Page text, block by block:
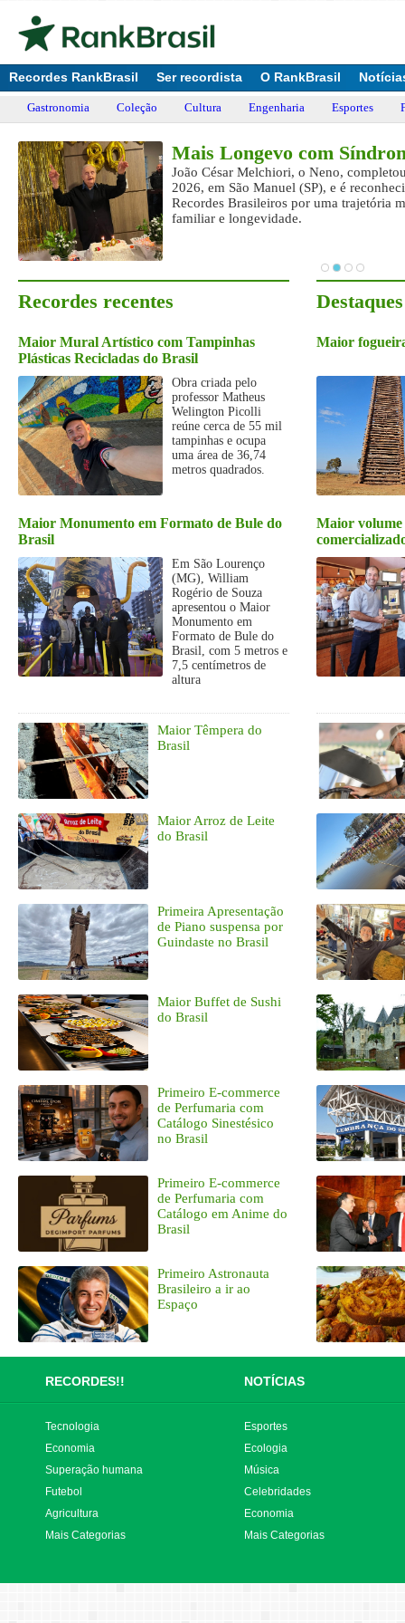
Recordes RankBrasil Ser recordista O RankBrasil
Gastronomia Coleção Cultura Engenharia Esportes
Mais Longevo com
João César Melchiori, o Neno,
2026, em São Manuel (SP), e é
Recordes Brasileiros por uma trajetória
familiar e longevidade.
Recordes recentes
Maior Mural Artístico com Tampinhas
Plásticas Recicladas do Brasil
Obra criada pelo
professor Matheus
Welington Picolli
reúne cerca de 55 mil
tampinhas e ocupa
uma área de 36,74
metros quadrados.
Maior Monumento em Formato de Bule do
Brasil
Em São Lourenço
(MG), William
Rogério de Souza
apresentou o Maior
Monumento em
Formato de Bule do
Brasil, com 5 metros e
7,5 centímetros de
altura
Maior Têmpera do
Brasil
Maior Arroz de Leite
do Brasil
Primeira Apresentação
de Piano suspensa por
Guindaste no Brasil
Maior Buffet de Sushi
do Brasil
Primeiro E-commerce
de Perfumaria com
Catálogo Sinestésico
no Brasil
Primeiro E-commerce
de Perfumaria com
Catálogo em Anime do
Brasil
Primeiro Astronauta
Brasileiro a ir ao
Espaço
Destaques
Maior
Maior volume
RECORDES!! NOTÍCIAS
Tecnologia
Economia
Superação humana
Futebol
Agricultura
Mais Categorias
Esportes
Ecologia
Música
Celebridades
Economia
Mais Categorias